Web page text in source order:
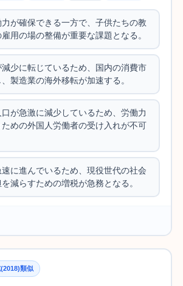
が確保できる一方で、子供たちの教
用の場の整備が重要な課題となる。
減少に転じているため、国内の消費市
製造業の海外移転が加速する。
が急激に減少しているため、労働力
めの外国人労働者の受け入れが不可
に進んでいるため、現役世代の社会
減らすための増税が急務となる。
類似